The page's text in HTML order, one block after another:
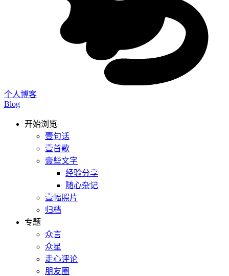
个人博客
Blog
开始浏览
壹句话
壹首歌
壹些文字
经验分享
随心杂记
壹幅照片
归档
专题
众言
众星
走心评论
朋友圈